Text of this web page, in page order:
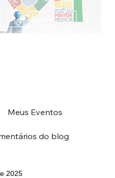
Seguir
Meus Eventos
do blog
2025